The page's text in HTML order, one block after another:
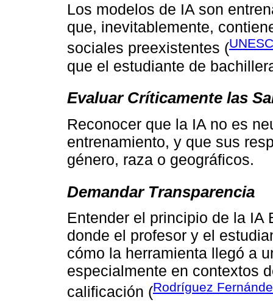
Los modelos de IA son
que, inevitablemente,
sociales preexistentes (
que el estudiante de
Evaluar Críticamente las
Reconocer que la IA no es
entrenamiento, y que sus
género, raza o geográficos.
Demandar Transparencia
Entender el principio de la IA
donde el profesor y el
cómo la herramienta llegó a
especialmente en contextos
calificación (Rodríguez